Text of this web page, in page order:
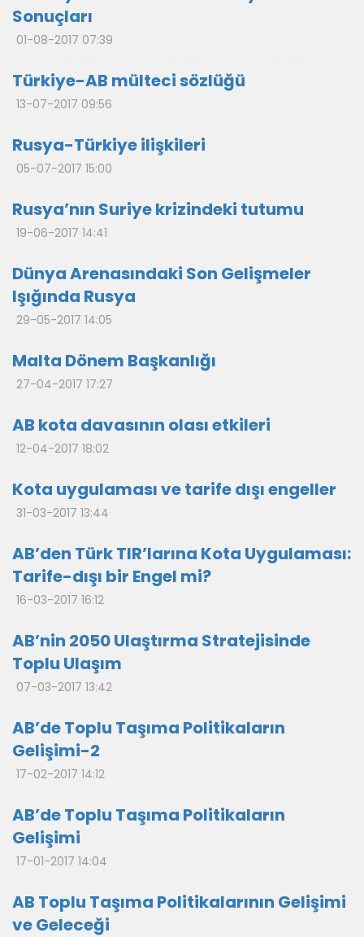
Sonuçları
01-08-2017 07:39
Türkiye-AB mülteci sözlüğü
13-07-2017 09:56
Rusya-Türkiye ilişkileri
05-07-2017 15:00
Rusya’nın Suriye krizindeki tutumu
19-06-2017 14:41
Dünya Arenasındaki Son Gelişmeler
Işığında Rusya
29-05-2017 14:05
Malta Dönem Başkanlığı
27-04-2017 17:27
AB kota davasının olası etkileri
12-04-2017 18:02
Kota uygulaması ve tarife dışı engeller
31-03-2017 13:44
AB’den Türk TIR’larına Kota Uygulaması:
Tarife-dışı bir Engel mi?
16-03-2017 16:12
AB’nin 2050 Ulaştırma Stratejisinde
Toplu Ulaşım
07-03-2017 13:42
AB’de Toplu Taşıma Politikaların
Gelişimi-2
17-02-2017 14:12
AB’de Toplu Taşıma Politikaların
Gelişimi
17-01-2017 14:04
AB Toplu Taşıma Politikalarının Gelişimi
ve Geleceği